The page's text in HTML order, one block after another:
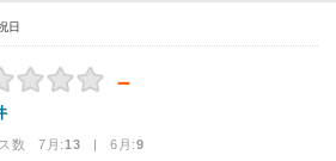
日
－
数 7月:13 | 6月:9